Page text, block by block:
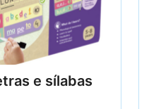
e sílabas